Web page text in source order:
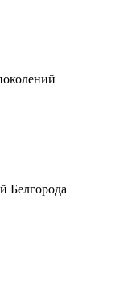
Белгорода